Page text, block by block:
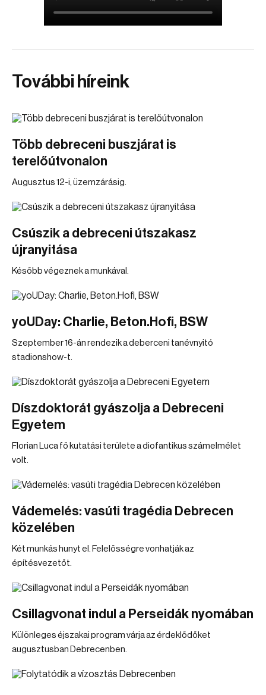
További híreink
Több debreceni buszjárat is
terelőútvonalon
Augusztus 12-i, üzemzárásig.
Csúszik a debreceni útszakasz
újranyitása
Később végeznek a munkával.
yoUDay: Charlie, Beton.Hofi, BSW
Szeptember 16-án rendezik a deberceni tanévnyitó
stadionshow-t.
Díszdoktorát gyászolja a Debreceni
Egyetem
Florian Luca fő kutatási területe a diofantikus számelmélet
volt.
Vádemelés: vasúti tragédia Debrecen
közelében
Két munkás hunyt el. Felelősségre vonhatják az
építésvezetőt.
Csillagvonat indul a Perseidák nyomában
Különleges éjszakai program várja az érdeklődőket
augusztusban Debrecenben.